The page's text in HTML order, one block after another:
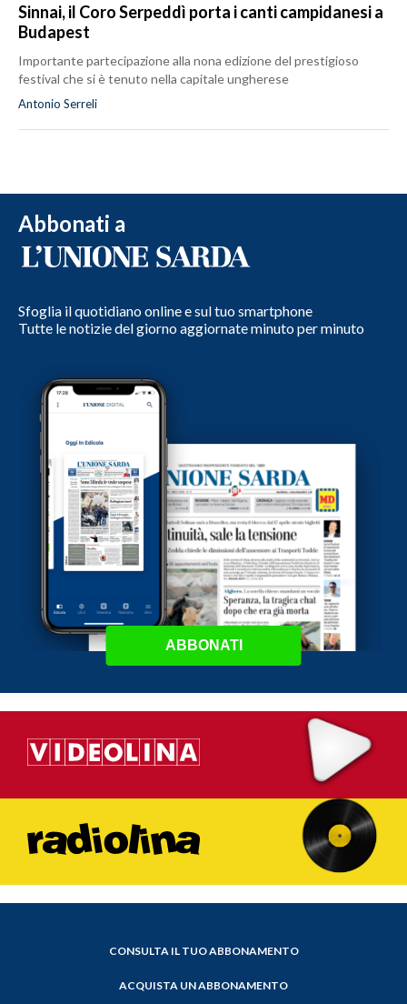
Sinnai, il Coro Serpeddì porta i canti campidanesi a
Budapest
Importante partecipazione alla nona edizione del prestigioso
festival che si è tenuto nella capitale ungherese
Antonio Serreli
Abbonati a
Sfoglia il quotidiano online e sul tuo smartphone
Tutte le notizie del giorno aggiornate minuto per minuto
ABBONATI
CONSULTA IL TUO ABBONAMENTO
ACQUISTA UN ABBONAMENTO